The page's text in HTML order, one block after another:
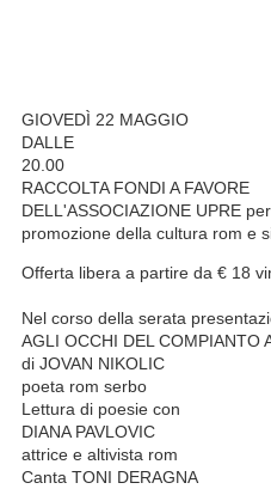
GIOVEDÌ 22 MAGGIO
DALLE
20.00
RACCOLTA FONDI A FAVORE
DELL'ASSOCIAZIONE UPRE
promozione della cultura rom e
Offerta libera a partire da € 18
Nel corso della serata
AGLI OCCHI DEL COMPIANTO
di JOVAN NIKOLIC
poeta rom serbo
Lettura di poesie con
DIANA PAVLOVIC
attrice e altivista rom
Canta TONI DERAGNA